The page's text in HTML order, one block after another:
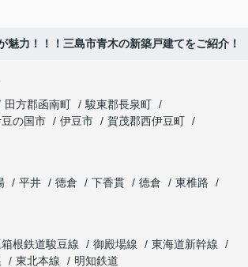
魅力！！！三島市青木の新築戸建てをご紹介！
田方郡函南町
駿東郡長泉町
の国市 伊豆市
賀茂郡西伊豆町
平井 徳倉 下香貫 徳倉
東椎路
根鉄道駿豆線 御殿場線
東海道新幹線
東北本線
明知鉄道